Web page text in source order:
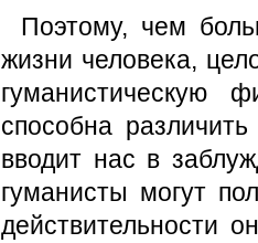
Поэтому, чем
жизни человека,
способна
вводит нас в
гуманисты могут
действительности